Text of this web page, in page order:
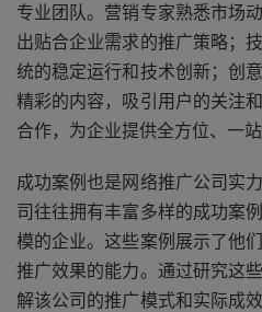
专业团队。营销专家熟悉市场
出贴合企业需求的推广策略；
统的稳定运行和技术创新；创
精彩的内容，吸引用户的关注
合作，为企业提供全方位、一
成功案例也是网络推广公司实
司往往拥有丰富多样的成功案
模的企业。这些案例展示了他
推广效果的能力。通过研究这
解该公司的推广模式和实际成